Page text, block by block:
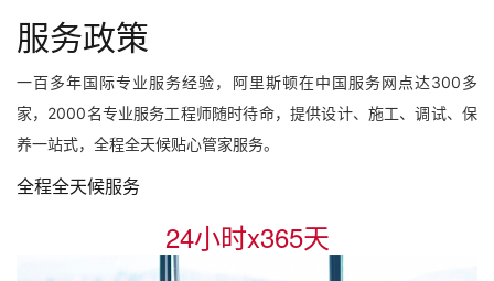
服务政策
一百多年国际专业服务经验，阿里斯顿在中国服务网点达300多
家，2000名专业服务工程师随时待命，提供设计、施工、调试、保
养一站式，全程全天候贴心管家服务。
全程全天候服务
24小时x365天